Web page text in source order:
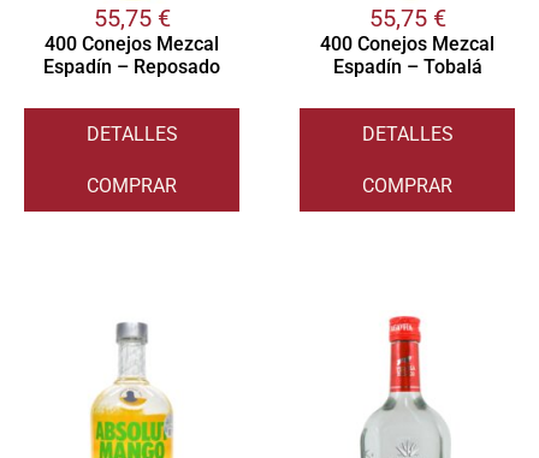
55,75 €
400 Conejos Mezcal
Espadín – Reposado
DETALLES
COMPRAR
55,75 €
400 Conejos Mezcal
Espadín – Tobalá
DETALLES
COMPRAR